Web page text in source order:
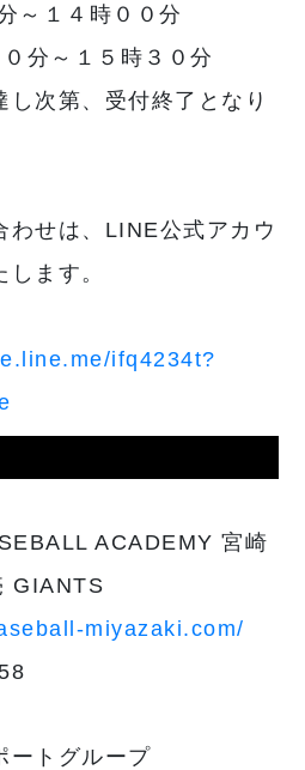
～１４時００分
分～１５時３０分
次第、受付終了となり
わせは、LINE公式アカウ
ます。
ifq4234t?
ACADEMY 宮崎
GIANTS
miyazaki.com/
ートグループ